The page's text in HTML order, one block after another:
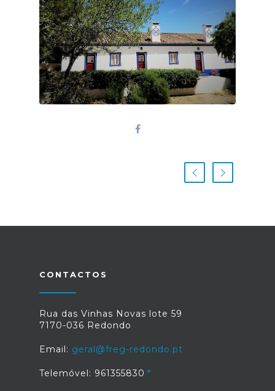
CONTACTOS
Rua das Vinhas Novas lote 59
7170-036 Redondo
Email: geral@freg-redondo.pt
Telemóvel: 961355830